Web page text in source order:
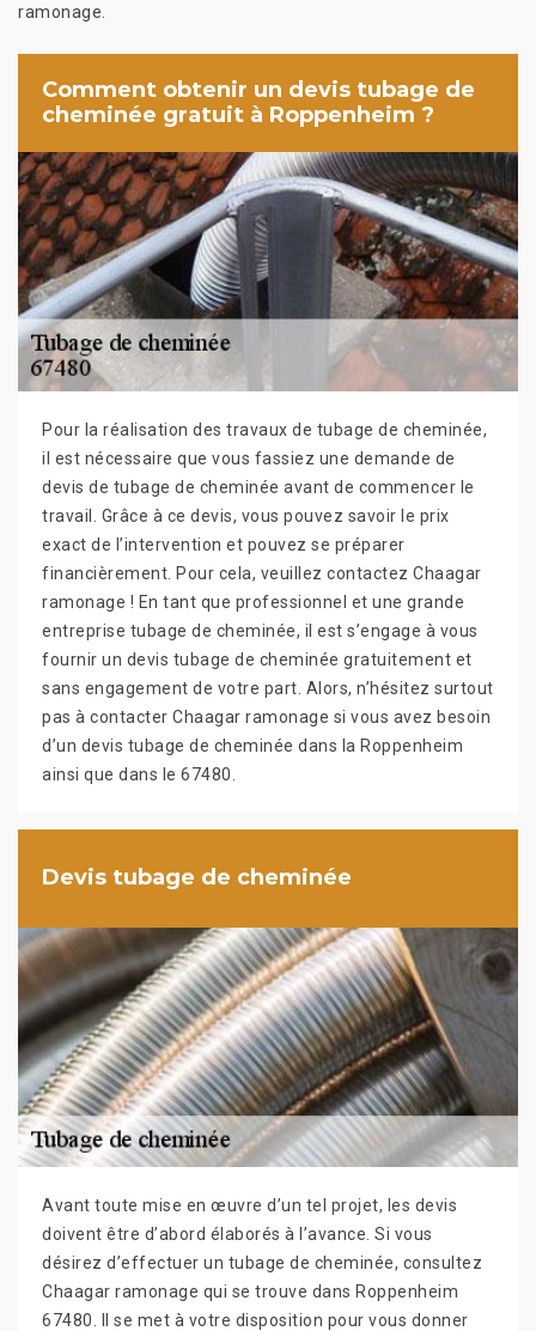
ramonage.
Comment obtenir un devis tubage de
cheminée gratuit à Roppenheim ?
Pour la réalisation des travaux de tubage de cheminée,
il est nécessaire que vous fassiez une demande de
devis de tubage de cheminée avant de commencer le
travail. Grâce à ce devis, vous pouvez savoir le prix
exact de l’intervention et pouvez se préparer
financièrement. Pour cela, veuillez contactez Chaagar
ramonage ! En tant que professionnel et une grande
entreprise tubage de cheminée, il est s’engage à vous
fournir un devis tubage de cheminée gratuitement et
sans engagement de votre part. Alors, n’hésitez surtout
pas à contacter Chaagar ramonage si vous avez besoin
d’un devis tubage de cheminée dans la Roppenheim
ainsi que dans le 67480.
Devis tubage de cheminée
Avant toute mise en œuvre d’un tel projet, les devis
doivent être d’abord élaborés à l’avance. Si vous
désirez d’effectuer un tubage de cheminée, consultez
Chaagar ramonage qui se trouve dans Roppenheim
67480. Il se met à votre disposition pour vous donner